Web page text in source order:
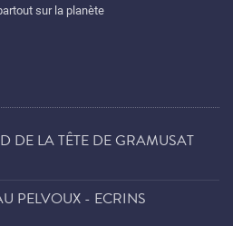
sur la planète
DE LA TÊTE DE GRAMUSAT
PELVOUX - ECRINS